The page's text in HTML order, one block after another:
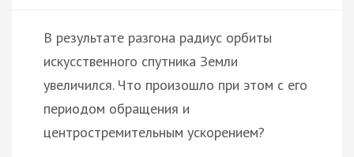
В результате разгона радиус орбиты
искусственного спутника Земли
увеличился. Что произошло при этом с его
периодом обращения и
центростремительным ускорением?